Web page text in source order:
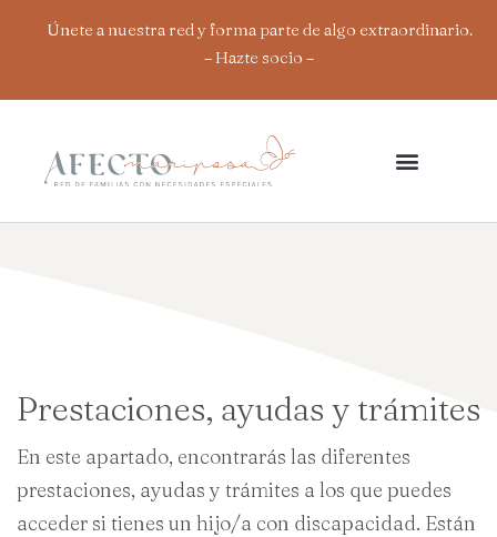
Únete a nuestra red y forma parte de algo extraordinario.
– Hazte socio–
Prestaciones, ayudas y trámites
En este apartado, encontrarás las diferentes
prestaciones, ayudas y trámites a los que puedes
acceder si tienes un hijo/a con discapacidad. Están